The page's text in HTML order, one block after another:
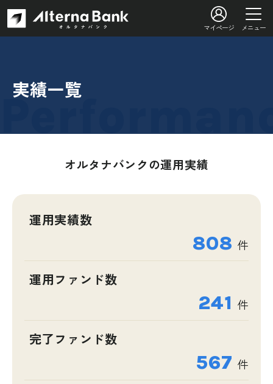
マイページ メニュー
実績一覧
オルタナバンクの運用実績
運用実績数
808 件
運用ファンド数
241 件
完了ファンド数
567 件